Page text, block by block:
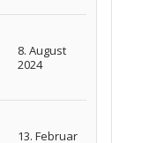
8. August
2024
13. Februar